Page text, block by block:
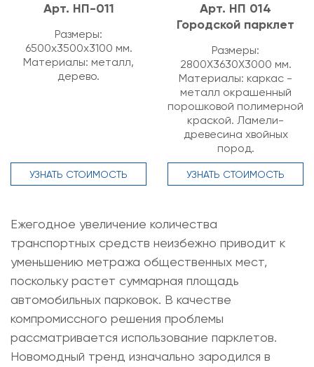
Арт. НП-011
Размеры:
6500х3500х3100 мм.
Материалы: металл,
дерево.
УЗНАТЬ СТОИМОСТЬ
Арт. НП 014
Городской парклет
Размеры:
2800Х3630Х3000 мм.
Материалы: каркас -
металл окрашенный
порошковой полимерной
краской. Ламели-
древесина хвойных
пород.
УЗНАТЬ СТОИМОСТЬ
Ежегодное увеличение количества
транспортных средств неизбежно приводит к
уменьшению метража общественных мест,
поскольку растет суммарная площадь
автомобильных парковок. В качестве
компромиссного решения проблемы
рассматривается использование парклетов.
Новомодный тренд изначально зародился в